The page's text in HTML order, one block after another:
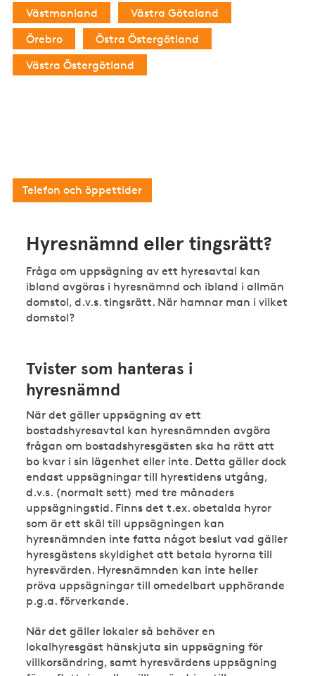
Västmanland
Västra Götaland
Örebro
Östra Östergötland
Västra Östergötland
Telefon och öppettider
Hyresnämnd eller tingsrätt?
Fråga om uppsägning av ett hyresavtal kan
ibland avgöras i hyresnämnd och ibland i allmän
domstol, d.v.s. tingsrätt. När hamnar man i vilket
domstol?
Tvister som hanteras i
hyresnämnd
När det gäller uppsägning av ett
bostadshyresavtal kan hyresnämnden avgöra
frågan om bostadshyresgästen ska ha rätt att
bo kvar i sin lägenhet eller inte. Detta gäller dock
endast uppsägningar till hyrestidens utgång,
d.v.s. (normalt sett) med tre månaders
uppsägningstid. Finns det t.ex. obetalda hyror
som är ett skäl till uppsägningen kan
hyresnämnden inte fatta något beslut vad gäller
hyresgästens skyldighet att betala hyrorna till
hyresvärden. Hyresnämnden kan inte heller
pröva uppsägningar till omedelbart upphörande
p.g.a. förverkande.
När det gäller lokaler så behöver en
lokalhyresgäst hänskjuta sin uppsägning för
villkorsändring, samt hyresvärdens uppsägning